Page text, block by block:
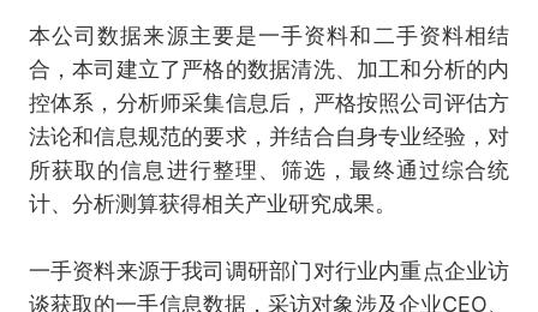
本公司数据来源主要是一手资料和二手资料相结
合，本司建立了严格的数据清洗、加工和分析的内
控体系，分析师采集信息后，严格按照公司评估方
法论和信息规范的要求，并结合自身专业经验，对
所获取的信息进行整理、筛选，最终通过综合统
计、分析测算获得相关产业研究成果。
一手资料来源于我司调研部门对行业内重点企业访
谈获取的一手信息数据，采访对象涉及企业CEO、